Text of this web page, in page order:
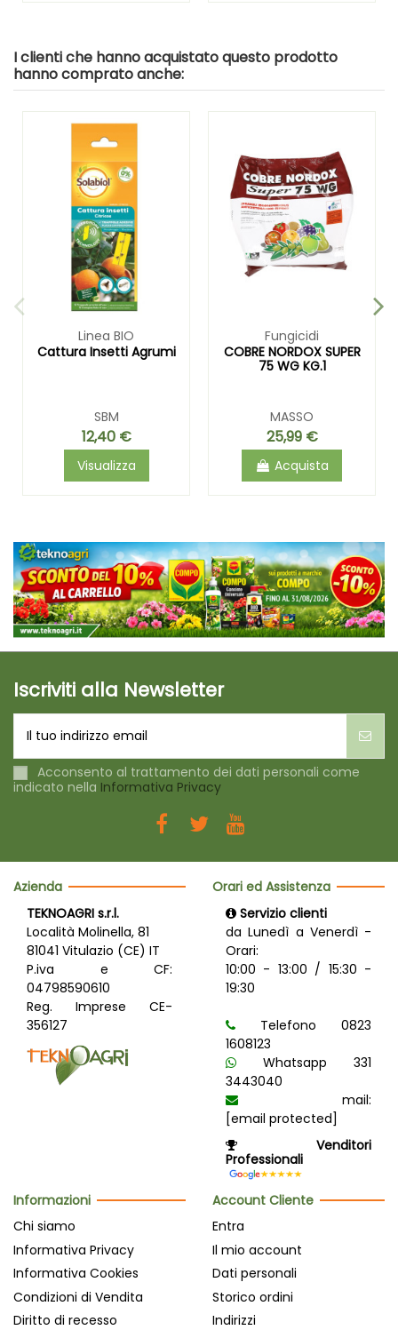
I clienti che hanno acquistato questo prodotto
hanno comprato anche:
Linea BIO
Cattura Insetti Agrumi
SBM
12,40 €
Visualizza
Fungicidi
COBRE NORDOX SUPER
75 WG KG.1
MASSO
25,99 €
Acquista
Iscriviti alla Newsletter
Acconsento al trattamento dei dati personali come
indicato nella Informativa Privacy
Azienda
TEKNOAGRI s.r.l.
Località Molinella, 81
81041 Vitulazio (CE) IT
P.iva e CF:
04798590610
Reg. Imprese CE-
356127
Orari ed Assistenza
Servizio clienti
da Lunedì a Venerdì -
Orari:
10:00 - 13:00 / 15:30 -
19:30
Telefono 0823
1608123
Whatsapp 331
3443040
mail:
[email protected]
Venditori
Professionali
Informazioni
Chi siamo
Informativa Privacy
Informativa Cookies
Condizioni di Vendita
Diritto di recesso
Account Cliente
Entra
Il mio account
Dati personali
Storico ordini
Indirizzi